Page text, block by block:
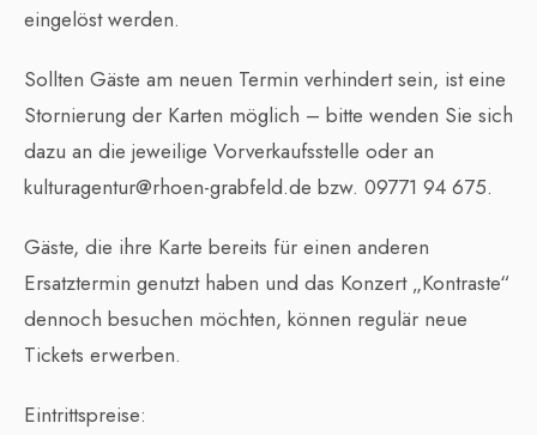
eingelöst werden.
Sollten Gäste am neuen Termin verhindert sein, ist eine
Stornierung der Karten möglich – bitte wenden Sie sich
dazu an die jeweilige Vorverkaufsstelle oder an
kulturagentur@rhoen-grabfeld.de bzw. 09771 94 675.
Gäste, die ihre Karte bereits für einen anderen
Ersatztermin genutzt haben und das Konzert „Kontraste“
dennoch besuchen möchten, können regulär neue
Tickets erwerben.
Eintrittspreise: